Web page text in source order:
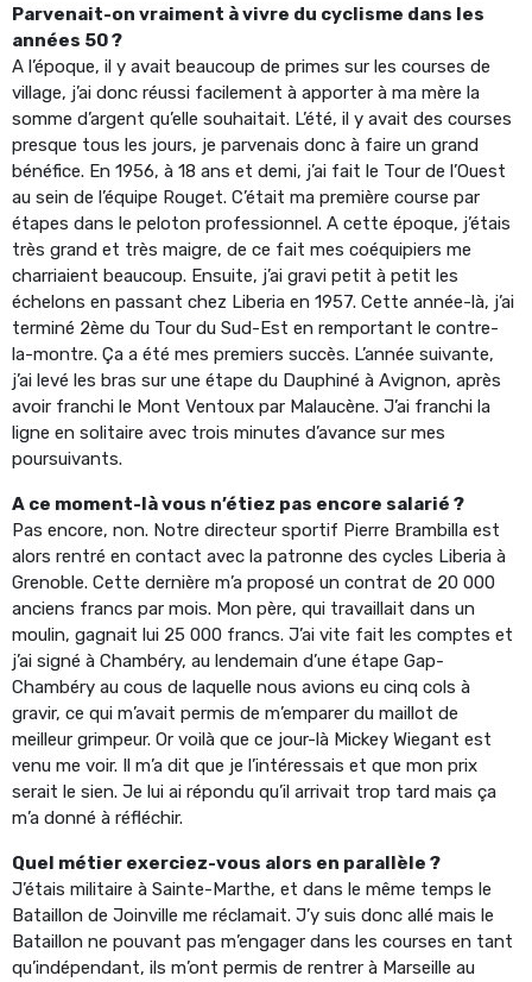
Parvenait-on vraiment à vivre du cyclisme dans les
années 50 ?
A l’époque, il y avait beaucoup de primes sur les courses de
village, j’ai donc réussi facilement à apporter à ma mère la
somme d’argent qu’elle souhaitait. L’été, il y avait des courses
presque tous les jours, je parvenais donc à faire un grand
bénéfice. En 1956, à 18 ans et demi, j’ai fait le Tour de l’Ouest
au sein de l’équipe Rouget. C’était ma première course par
étapes dans le peloton professionnel. A cette époque, j’étais
très grand et très maigre, de ce fait mes coéquipiers me
charriaient beaucoup. Ensuite, j’ai gravi petit à petit les
échelons en passant chez Liberia en 1957. Cette année-là, j’ai
terminé 2ème du Tour du Sud-Est en remportant le contre-
la-montre. Ça a été mes premiers succès. L’année suivante,
j’ai levé les bras sur une étape du Dauphiné à Avignon, après
avoir franchi le Mont Ventoux par Malaucène. J’ai franchi la
ligne en solitaire avec trois minutes d’avance sur mes
poursuivants.
A ce moment-là vous n’étiez pas encore salarié ?
Pas encore, non. Notre directeur sportif Pierre Brambilla est
alors rentré en contact avec la patronne des cycles Liberia à
Grenoble. Cette dernière m’a proposé un contrat de 20 000
anciens francs par mois. Mon père, qui travaillait dans un
moulin, gagnait lui 25 000 francs. J’ai vite fait les comptes et
j’ai signé à Chambéry, au lendemain d’une étape Gap-
Chambéry au cous de laquelle nous avions eu cinq cols à
gravir, ce qui m’avait permis de m’emparer du maillot de
meilleur grimpeur. Or voilà que ce jour-là Mickey Wiegant est
venu me voir. Il m’a dit que je l’intéressais et que mon prix
serait le sien. Je lui ai répondu qu’il arrivait trop tard mais ça
m’a donné à réfléchir.
Quel métier exerciez-vous alors en parallèle ?
J’étais militaire à Sainte-Marthe, et dans le même temps le
Bataillon de Joinville me réclamait. J’y suis donc allé mais le
Bataillon ne pouvant pas m’engager dans les courses en tant
qu’indépendant, ils m’ont permis de rentrer à Marseille au